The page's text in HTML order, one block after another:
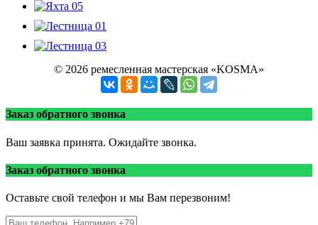
© 2026 ремесленная мастерская «KOSMA»
Заказ обратного звонка
Ваш заявка принята. Ожидайте звонка.
Заказ обратного звонка
Оставьте свой телефон и мы Вам перезвоним!